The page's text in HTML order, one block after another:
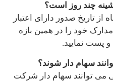
چند روز است؟
تاریخ صدور دارای اعتبار
خود را در همین بازه
و پست نمایید.
می توانند سهام دار شرکت